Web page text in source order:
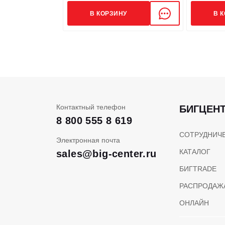
Расстояние от сидения до защитной
Задний свес, мм
В КОРЗИНУ В
Контактный телефон
8 800 555 8 619
Электронная почта
sales@big-center.ru КАТАЛОГ
БИГTRADE
ОНЛАЙН